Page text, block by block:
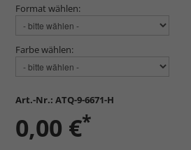
Format wählen:
Farbe wählen:
Art.-Nr.: ATQ-9-6671-H
0,00 €*